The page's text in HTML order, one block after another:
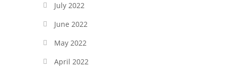
July 2022
June 2022
May 2022
April 2022